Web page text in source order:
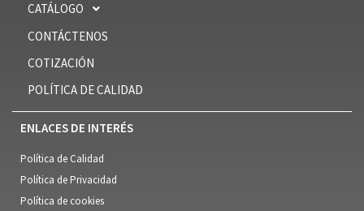
CATÁLOGO
CONTÁCTENOS
COTIZACIÓN
POLÍTICA DE CALIDAD
ENLACES DE INTERÉS
Política de Calidad
Política de Privacidad
Política de cookies